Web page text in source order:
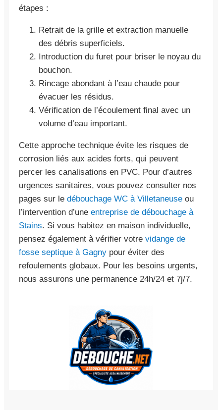
étapes :
Retrait de la grille et extraction manuelle
des débris superficiels.
Introduction du furet pour briser le noyau du
bouchon.
Rincage abondant à l’eau chaude pour
évacuer les résidus.
Vérification de l’écoulement final avec un
volume d’eau important.
Cette approche technique évite les risques de
corrosion liés aux acides forts, qui peuvent
percer les canalisations en PVC. Pour d’autres
urgences sanitaires, vous pouvez consulter nos
pages sur le débouchage WC à Villetaneuse ou
l’intervention d’une entreprise de débouchage à
Stains. Si vous habitez en maison individuelle,
pensez également à vérifier votre vidange de
fosse septique à Gagny pour éviter des
refoulements globaux. Pour les besoins urgents,
nous assurons une permanence 24h/24 et 7j/7.